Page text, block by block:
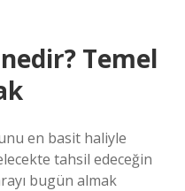
Temel
en basit haliyle
tahsil edeceğin
bugün almak